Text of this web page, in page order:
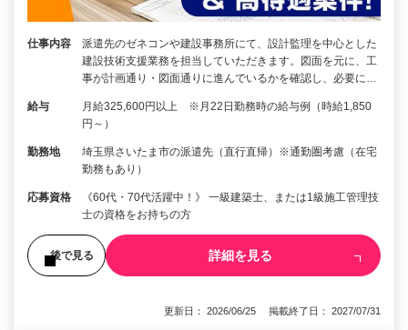
仕事内容
派遣先のゼネコンや建設事務所にて、設計監理を中心とした
建設技術支援業務を担当していただきます。図面を元に、工
事が計画通り・図面通りに進んでいるかを確認し、必要に…
給与
月給325,600円以上 ※月22日勤務時の給与例（時給1,850
円～）
勤務地
埼玉県さいたま市の派遣先（直行直帰）※通勤圏考慮（在宅
勤務もあり）
応募資格
《60代・70代活躍中！》 一級建築士、または1級施工管理技
士の資格をお持ちの方
後で見る 詳細を見る
更新日： 2026/06/25 掲載終了日： 2027/07/31